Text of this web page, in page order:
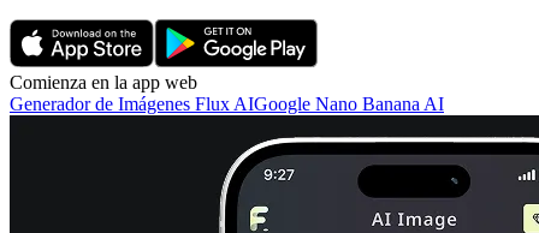
Comienza en la app web
Generador de Imágenes Flux AIGoogle Nano Banana AI